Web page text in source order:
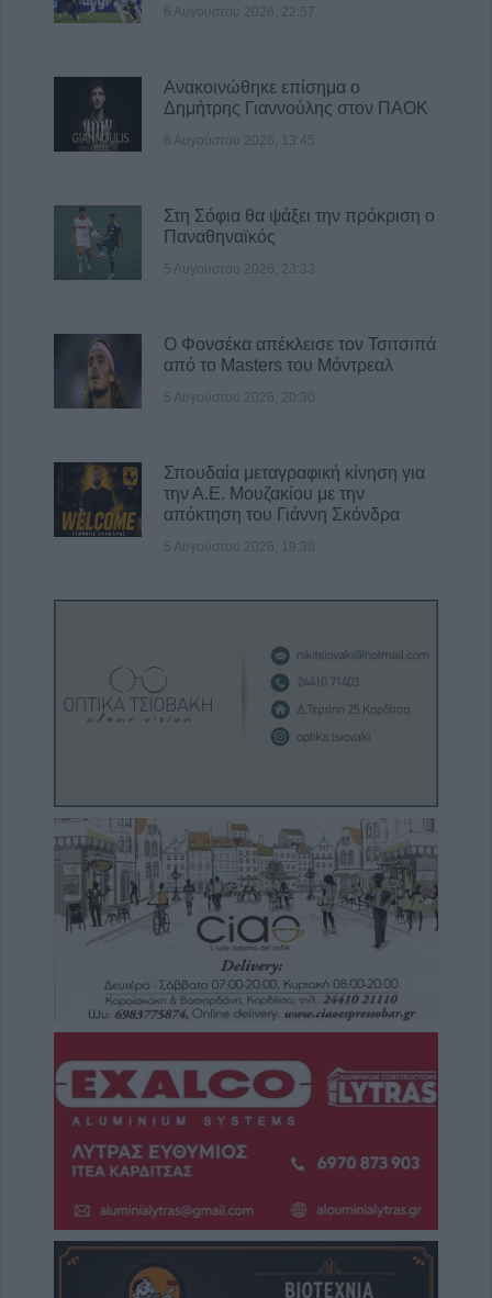
6 Αυγούστου 2026, 22:57
Ανακοινώθηκε επίσημα ο
Δημήτρης Γιαννούλης στον ΠΑΟΚ
6 Αυγούστου 2026, 13:45
Στη Σόφια θα ψάξει την πρόκριση ο
Παναθηναϊκός
5 Αυγούστου 2026, 23:33
Ο Φονσέκα απέκλεισε τον Τσιτσιπά
από το Masters του Μόντρεαλ
5 Αυγούστου 2026, 20:30
Σπουδαία μεταγραφική κίνηση για
την Α.Ε. Μουζακίου με την
απόκτηση του Γιάννη Σκόνδρα
5 Αυγούστου 2026, 19:38